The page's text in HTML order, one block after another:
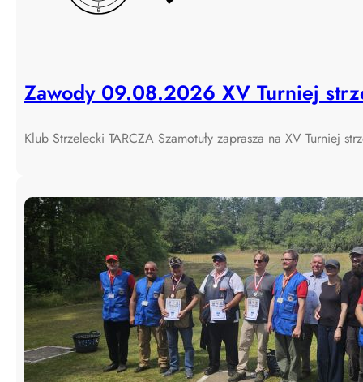
Zawody 09.08.2026 XV Turniej
Klub Strzelecki TARCZA Szamotuły zaprasza na XV Turniej